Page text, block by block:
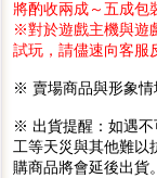
將酌收兩成～五成包
※對於遊戲主機與遊
試玩，請儘速向客服
※ 賣場商品與形象情
※ 出貨提醒：如遇不
工等天災與其他難以
購商品將會延後出貨。